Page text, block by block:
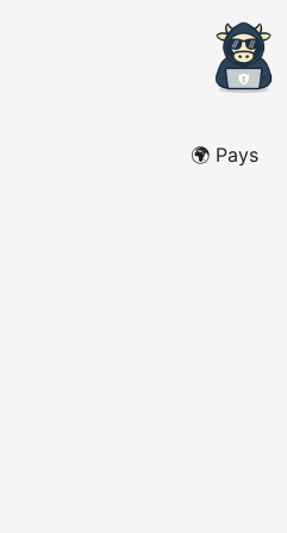
🌍 Pays